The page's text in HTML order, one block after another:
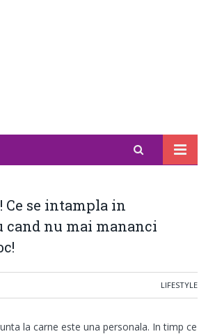
Ce se intampla in
cand nu mai mananci
LIFESTYLE
la carne este una personala. In timp ce